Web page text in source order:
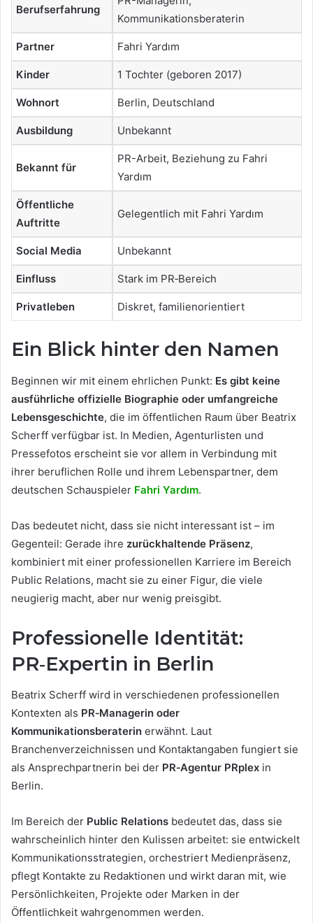
Berufserfahrung
Kommunikationsberaterin
Partner Fahri Yardım
Kinder 1 Tochter (geboren 2017)
Wohnort Berlin, Deutschland
Ausbildung Unbekannt
Bekannt für
PR-Arbeit, Beziehung zu Fahri
Yardım
Öffentliche
Auftritte
Gelegentlich mit Fahri Yardım
Social Media Unbekannt
Einfluss Stark im PR‑Bereich
Privatleben Diskret, familienorientiert
Ein Blick hinter den Namen
Beginnen wir mit einem ehrlichen Punkt: Es gibt keine
ausführliche offizielle Biographie oder umfangreiche
Lebensgeschichte, die im öffentlichen Raum über Beatrix
Scherff verfügbar ist. In Medien, Agenturlisten und
Pressefotos erscheint sie vor allem in Verbindung mit
ihrer beruflichen Rolle und ihrem Lebenspartner, dem
deutschen Schauspieler Fahri Yardım.
Das bedeutet nicht, dass sie nicht interessant ist – im
Gegenteil: Gerade ihre zurückhaltende Präsenz,
kombiniert mit einer professionellen Karriere im Bereich
Public Relations, macht sie zu einer Figur, die viele
neugierig macht, aber nur wenig preisgibt.
Professionelle Identität:
PR‑Expertin in Berlin
Beatrix Scherff wird in verschiedenen professionellen
Kontexten als PR‑Managerin oder
Kommunikationsberaterin erwähnt. Laut
Branchenverzeichnissen und Kontaktangaben fungiert sie
als Ansprechpartnerin bei der PR‑Agentur PRplex in
Berlin.
Im Bereich der Public Relations bedeutet das, dass sie
wahrscheinlich hinter den Kulissen arbeitet: sie entwickelt
Kommunikationsstrategien, orchestriert Medienpräsenz,
pflegt Kontakte zu Redaktionen und wirkt daran mit, wie
Persönlichkeiten, Projekte oder Marken in der
Öffentlichkeit wahrgenommen werden.